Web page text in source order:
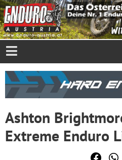
Ashton
Extreme Enduro